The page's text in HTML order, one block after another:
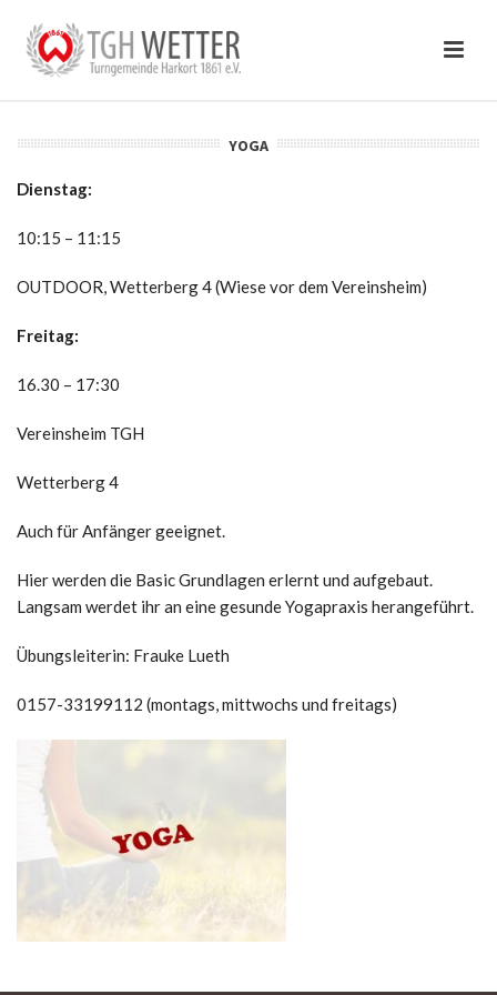
YOGA
Dienstag:
10:15 – 11:15
OUTDOOR, Wetterberg 4 (Wiese vor dem Vereinsheim)
Freitag:
16.30 – 17:30
Vereinsheim TGH
Wetterberg 4
Auch für Anfänger geeignet.
Hier werden die Basic Grundlagen erlernt und aufgebaut.
Langsam werdet ihr an eine gesunde Yogapraxis herangeführt.
Übungsleiterin: Frauke Lueth
0157-33199112 (montags, mittwochs und freitags)